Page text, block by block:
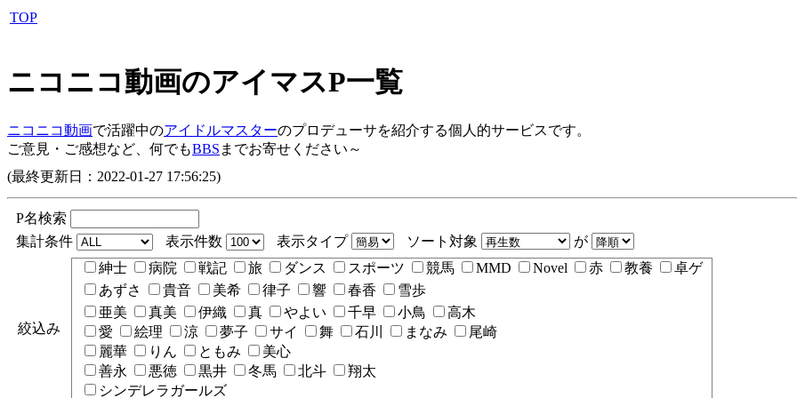
TOP
ニコニコ動画のアイマスP一覧
ニコニコ動画で活躍中のアイドルマスターのプロデューサを紹介する個人的サービスです。
ご意見・ご感想など、何でもBBS までお寄せください～
(最終更新日：2022-01-27 17:56:25)
P名検索
集計条件
表示件数 表示タイプ ソート対象 が
絞込み
紳士 病院 戦記 旅 ダンス スポーツ 競馬 MMD Novel 赤 教養
卓ゲ
あずさ
貴音 美希 律子 響 春香
雪歩
亜美
真美 伊織 真 やよい 千早 小鳥
高木
愛
絵理 涼 夢子 サイ 舞 石川 まなみ
尾崎
麗華
りん ともみ
美心
善永
悪徳 黒井 冬馬 北斗
翔太
シンデレラガールズ